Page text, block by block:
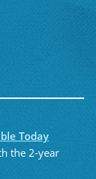
Today
the 2-year